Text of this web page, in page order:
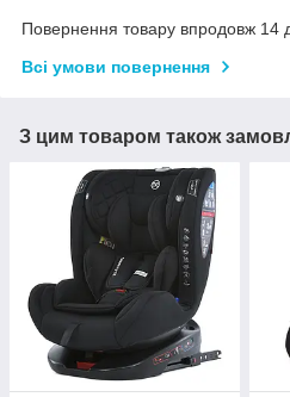
Повернення товару впродовж 14
Всі умови повернення
З цим товаром також